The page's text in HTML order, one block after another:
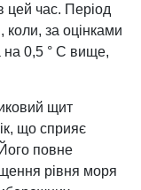
цей час. Період
коли, за оцінками
на 0,5 ° С вище,
щит
що сприяє
повне
рівня моря